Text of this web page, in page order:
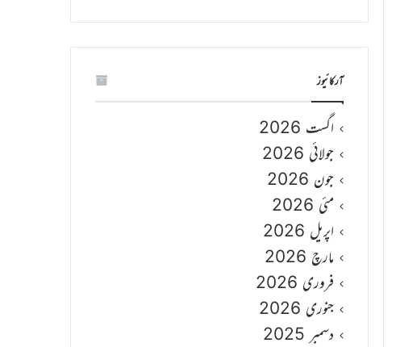
آرکائیوز
اگست 2026
جولائی 2026
جون 2026
مئی 2026
اپریل 2026
مارچ 2026
فروری 2026
جنوری 2026
دسمبر 2025